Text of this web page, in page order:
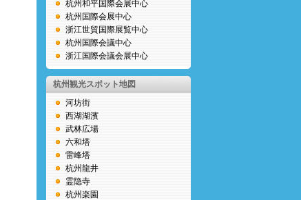
杭州和平国際会展中心
杭州国際会展中心
浙江世貿国際展覧中心
杭州国際会議中心
浙江国際会議会展中心
杭州観光スポット地図
河坊街
西湖湖濱
武林広場
六和塔
雷峰塔
杭州龍井
霊隐寺
杭州楽園